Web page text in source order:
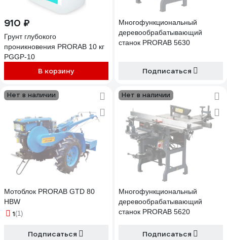
910 ₽
Грунт глубокого
проникновения PRORAB 10 кг
PGGP-10
В корзину
Многофункциональный
деревообрабатывающий
станок PRORAB 5630
Подписаться
Нет в наличии
Мотоблок PRORAB GTD 80
HBW
1(1)
Подписаться
Нет в наличии
Многофункциональный
деревообрабатывающий
станок PRORAB 5620
Подписаться